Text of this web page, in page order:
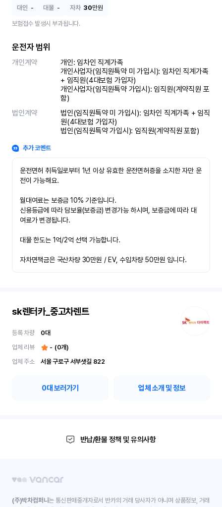
대인 - 대물 - 자차 30만원
보험접수 발생시 부과됩니다.
운전자 범위
개인계약
개인: 임차인 직계가족
개인사업자(임직원특약 미 가입시): 임차인 직계가족
+ 임직원(4대보험 가입자)
개인사업자(임직원특약 가입시): 임직원(계약직원 포
함)
법인계약
법인(임직원특약 미 가입시): 임차인 직계가족 + 임직
원(4대보험 가입자)
법인(임직원특약 가입시): 임직원(계약직원 포함)
추가 코멘트
운전면허 취득일로부터 1년 이상 유효한 운전면허증을 소지한 자만 운
전이 가능해요.
월대여료는 보증금 10% 기준입니다.
신용등급에 따라 담보율(보증금) 변경가능 하시며, 보증금에 따라 대
여료가 변경됩니다.
대물 한도는 1억/2억 선택 가능합니다.
자차면책금은 국산차량 30만원 / EV, 수입차량 50만원 입니다.
sk렌터카_중고차렌트
등록 차량 0대
업체 리뷰
- (0개)
업체 주소
서울 구로구 서부샛길 822
0대 보러가기 업체 소개 및 정보
반납/환불 정책 및 유의사항
(주)박차컴퍼니는 통신판매중개자로서 반카의 거래 당사자가 아니며 상품정보, 거래